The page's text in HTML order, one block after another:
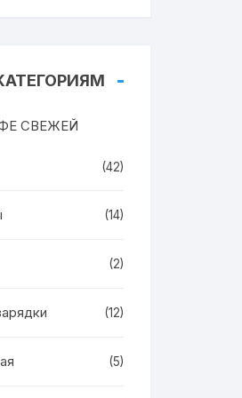
СВЕЖЕЙ
(42)
(14)
(2)
(12)
(5)